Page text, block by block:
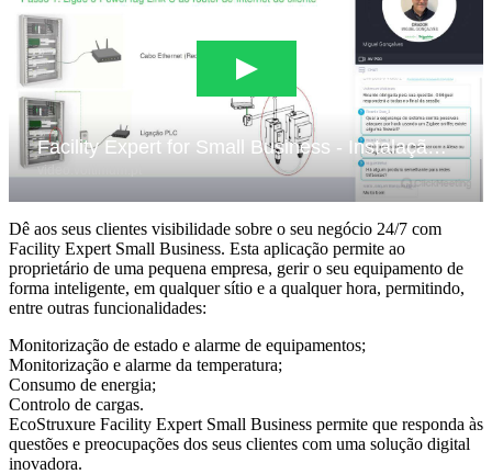
Dê aos seus clientes visibilidade sobre o seu negócio 24/7 com
Facility Expert Small Business. Esta aplicação permite ao
proprietário de uma pequena empresa, gerir o seu equipamento de
forma inteligente, em qualquer sítio e a qualquer hora, permitindo,
entre outras funcionalidades:
Monitorização de estado e alarme de equipamentos;
Monitorização e alarme da temperatura;
Consumo de energia;
Controlo de cargas.
EcoStruxure Facility Expert Small Business permite que responda às
questões e preocupações dos seus clientes com uma solução digital
inovadora.